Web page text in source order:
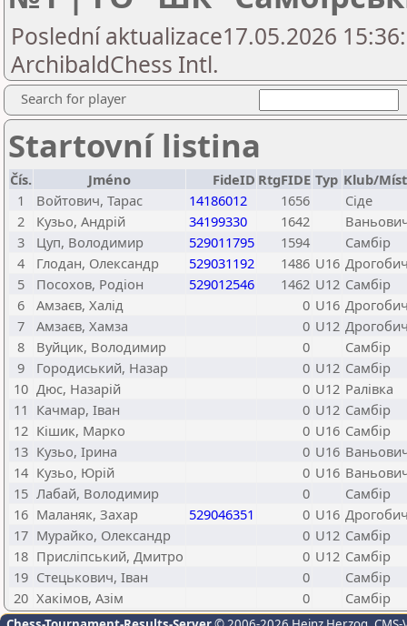
Poslední aktualizace17.05.2026
ArchibaldChess Intl.
Search for player
Startovní listina
Čís. Jméno FideID RtgFIDE Typ Klub/
1
Войтович, Тарас 14186012 1656
Сіде
2
Кузьо, Андрій 34199330 1642
3
Цуп, Володимир 529011795 1594
Самбір
4
Глодан, Олександр 529031192 1486 U16
5
Посохов, Родіон 529012546 1462 U12 Самбір
6
Амзаєв, Халід 0 U16
7
Амзаєв, Хамза 0 U12
8
Вуйцик, Володимир 0
Самбір
9
Городиський, Назар 0 U12 Самбір
10 Дюс, Назарій 0 U12 Ралівка
11 Качмар, Іван 0 U12 Самбір
12 Кішик, Марко 0 U16 Самбір
13 Кузьо, Ірина 0 U16
14 Кузьо, Юрій 0 U16
15 Лабай, Володимир 0
Самбір
16 Маланяк, Захар 529046351 0 U16
17 Мурайко, Олександр 0 U12 Самбір
18 Присліпський, Дмитро 0 U12 Самбір
19 Стецькович, Іван 0
Самбір
20 Хакімов, Азім 0 Самбір